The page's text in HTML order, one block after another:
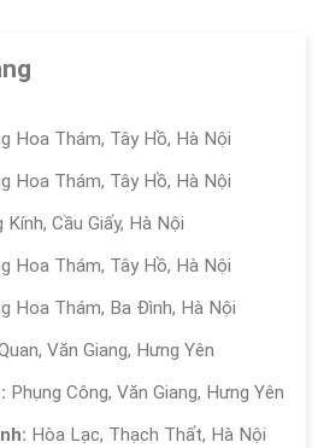
Hoa Thám, Tây Hồ, Hà Nội
Hoa Thám, Tây Hồ, Hà Nội
Cầu Giấy, Hà Nội
Hoa Thám, Tây Hồ, Hà Nội
Hoa Thám, Ba Đình, Hà Nội
Văn Giang, Hưng Yên
Phụng Công, Văn Giang, Hưng Yên
Hòa Lạc, Thạch Thất, Hà Nội